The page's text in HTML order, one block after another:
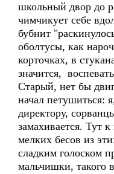
школьный двор до
чимчикует себе
бубнит
оболтусы, как
корточках, в
значится,
Старый, нет бы
начал петушиться:
директору,
замахивается. Тут
мелких бесов из
сладким голоском
мальчишки, такого